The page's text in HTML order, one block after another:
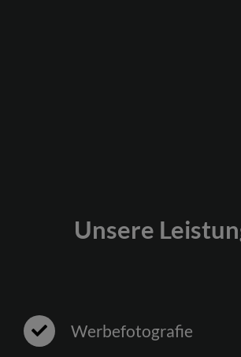
Unsere
Werbefotografie